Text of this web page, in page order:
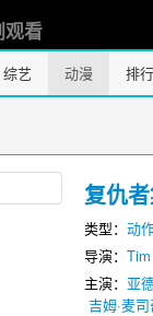
看
综艺 动漫 排
复仇
类型： 动
导演： Tim
主演： 亚
吉姆·麦